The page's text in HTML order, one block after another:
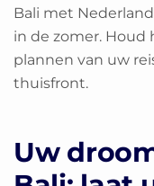
Bali met
in de zomer.
plannen van uw
thuisfront.
Uw